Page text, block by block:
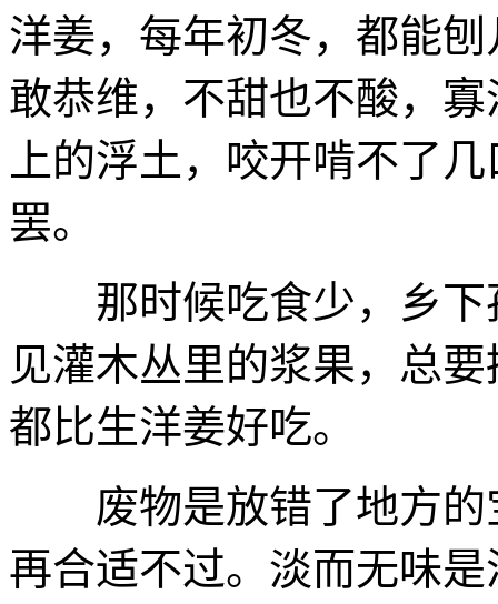
洋姜，每年初冬，都能
敢恭维，不甜也不酸，
上的浮土，咬开啃不了
罢。
那时候吃食少，乡下
见灌木丛里的浆果，总
都比生洋姜好吃。
废物是放错了地方的
再合适不过。淡而无味